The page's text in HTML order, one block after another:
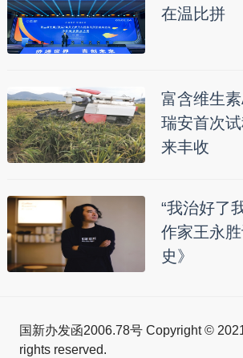
在温比拼
富含维生
瑞安首次
来丰收
“我治好了
作家王永
史》
国新办发函2006.78号 Copyright ©
rights reserved.